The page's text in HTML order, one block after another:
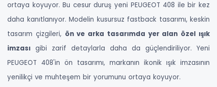
ortaya koyuyor. Bu cesur duruş yeni PEUGEOT 408 ile bir kez
daha kanıtlanıyor. Modelin kusursuz fastback tasarımı, keskin
tasarım çizgileri, ön ve arka tasarımda yer alan özel ışık
imzası gibi zarif detaylarla daha da güçlendiriliyor. Yeni
PEUGEOT 408'in ön tasarımı, markanın ikonik ışık imzasının
yenilikçi ve muhteşem bir yorumunu ortaya koyuyor.